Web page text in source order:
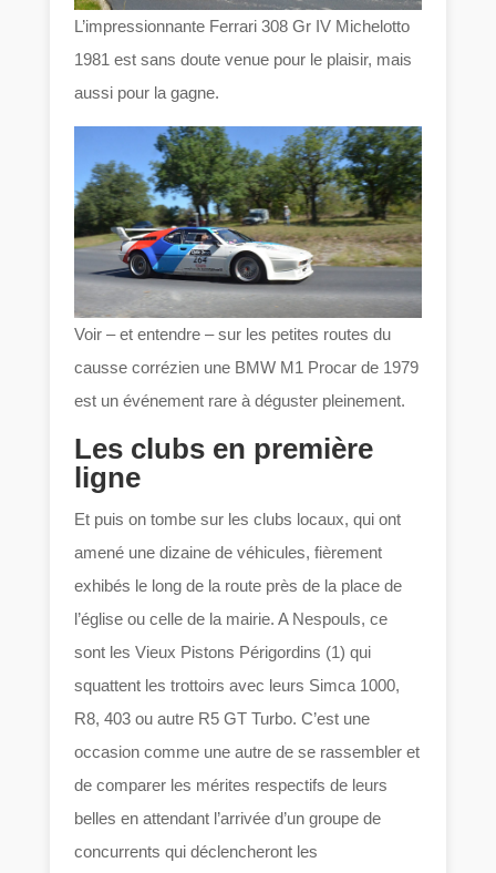
L’impressionnante Ferrari 308 Gr IV Michelotto
1981 est sans doute venue pour le plaisir, mais
aussi pour la gagne.
Voir – et entendre – sur les petites routes du
causse corrézien une BMW M1 Procar de 1979
est un événement rare à déguster pleinement.
Les clubs en première
ligne
Et puis on tombe sur les clubs locaux, qui ont
amené une dizaine de véhicules, fièrement
exhibés le long de la route près de la place de
l’église ou celle de la mairie. A Nespouls, ce
sont les Vieux Pistons Périgordins (1) qui
squattent les trottoirs avec leurs Simca 1000,
R8, 403 ou autre R5 GT Turbo. C’est une
occasion comme une autre de se rassembler et
de comparer les mérites respectifs de leurs
belles en attendant l’arrivée d’un groupe de
concurrents qui déclencheront les